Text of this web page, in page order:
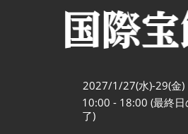
2027/1/27(水)-29(金)
10:00 - 18:00 (最終
了)